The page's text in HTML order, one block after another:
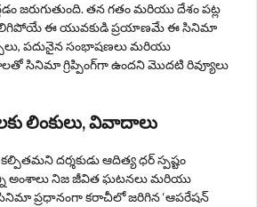
జరుగుతుంది. తన గతం మరియు దేశం పట్ల
నలిగిపోయే ఈ యువకుడి ప్రయాణమే ఈ సినిమా
పదునైన సంభాషణలు మరియు
సినిమా గ్రిప్పింగ్‌గా ఉందని మొదటి రివ్యూలు
లింకులు, వివాదాలు
దర్శకుడు ఆదిత్య ధర్ స్పష్టం
అంశాలు నిజ జీవిత ఘటనలు మరియు
సినిమా ప్రధానంగా కరాచీలో జరిగిన ‘ఆపరేషన్